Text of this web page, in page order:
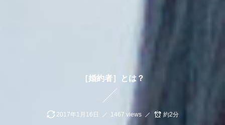
［婚約者］とは？
2017年1月16日 1467 views 約2分